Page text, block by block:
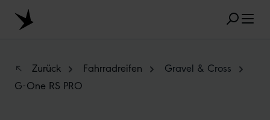
Zum Hauptinhalt springen
Zurück Fahrradreifen
Gravel & Cross
G-One RS PRO